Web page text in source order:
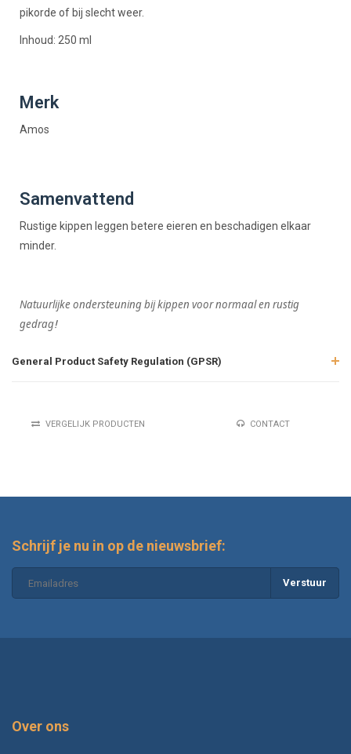
pikorde of bij slecht weer.
Inhoud: 250 ml
Merk
Amos
Samenvattend
Rustige kippen leggen betere eieren en beschadigen elkaar
minder.
Natuurlijke ondersteuning bij kippen voor normaal en rustig
gedrag!
General Product Safety Regulation (GPSR)
VERGELIJK PRODUCTEN CONTACT
Schrijf je nu in op de nieuwsbrief:
Verstuur
Over ons